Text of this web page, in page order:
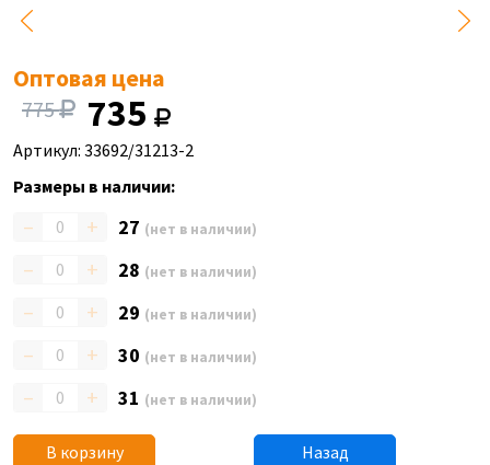
Оптовая цена
775 735
Артикул: 33692/31213-2
Размеры в наличии:
– + 27 (нет в наличии)
– + 28 (нет в наличии)
– + 29 (нет в наличии)
– + 30 (нет в наличии)
– + 31 (нет в наличии)
В корзину Назад